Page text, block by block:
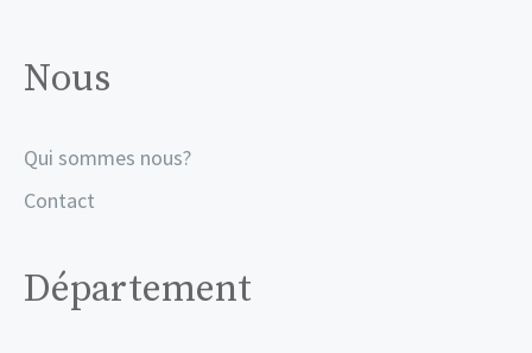
Nous
Qui sommes nous?
Contact
Département